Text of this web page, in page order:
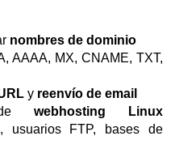
nombres de dominio
AAAA, MX, CNAME, TXT,
y reenvío de email
de webhosting Linux
usuarios FTP, bases de